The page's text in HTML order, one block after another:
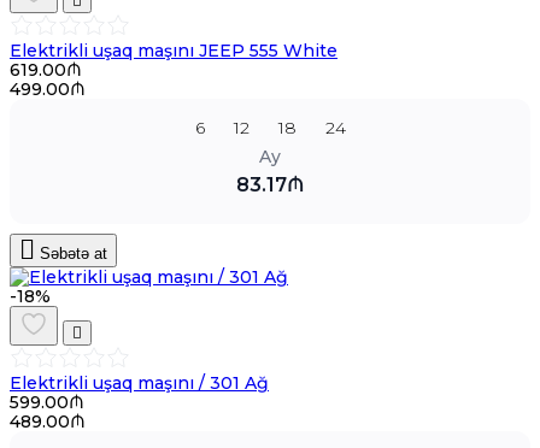
Elektrikli uşaq maşını JEEP 555 White
619.00₼
499.00₼
6
12 18
24
Ay
83.17₼
Səbətə at
-18%
Elektrikli uşaq maşını / 301 Ağ
599.00₼
489.00₼